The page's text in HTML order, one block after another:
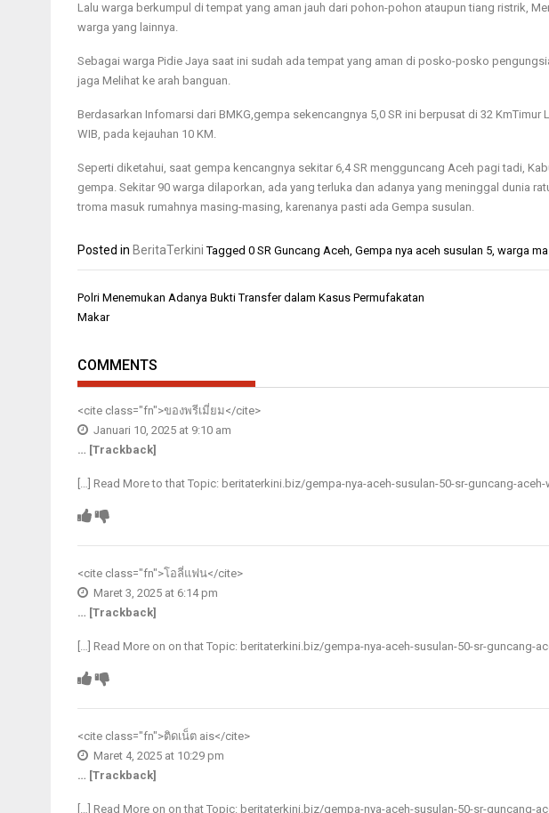
Lalu warga berkumpul di tempat yang aman jauh dari pohon-pohon ataupun tiang ristrik,
warga yang lainnya.
Sebagai warga Pidie Jaya saat ini sudah ada tempat yang aman di posko-posko
jaga Melihat ke arah banguan.
Berdasarkan Infomarsi dari BMKG,gempa sekencangnya 5,0 SR ini berpusat di 32 KmTimur
WIB, pada kejauhan 10 KM.
Seperti diketahui, saat gempa kencangnya sekitar 6,4 SR mengguncang Aceh pagi tadi,
gempa. Sekitar 90 warga dilaporkan, ada yang terluka dan adanya yang meninggal dunia
troma masuk rumahnya masing-masing, karenanya pasti ada Gempa susulan.
Posted in BeritaTerkini Tagged 0 SR Guncang Aceh, Gempa nya aceh susulan 5, warga
Navigasi
pos
Polri Menemukan Adanya Bukti Transfer dalam Kasus Permufakatan
Makar
COMMENTS
<cite class="fn">ของพรีเมี่ยม</cite>
Januari 10, 2025 at 9:10 am
… [Trackback]
[…] Read More to that Topic: beritaterkini.biz/gempa-nya-aceh-susulan-50-sr-guncang-
<cite class="fn">โอลี่แฟน</cite>
Maret 3, 2025 at 6:14 pm
… [Trackback]
[…] Read More on on that Topic: beritaterkini.biz/gempa-nya-aceh-susulan-50-sr-guncang-
<cite class="fn">ติดเน็ต ais</cite>
Maret 4, 2025 at 10:29 pm
… [Trackback]
[…] Read More on on that Topic: beritaterkini.biz/gempa-nya-aceh-susulan-50-sr-guncang-